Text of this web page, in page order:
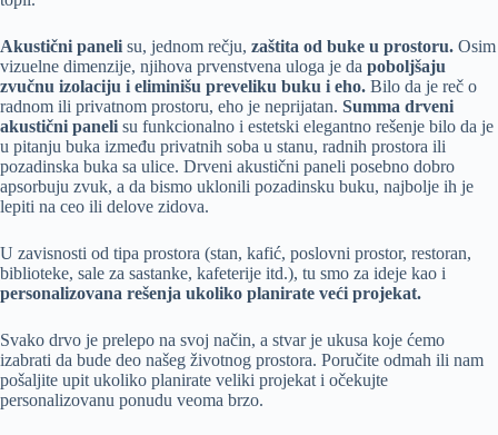
Akustični paneli su, jednom rečju, zaštita od buke u prostoru. Osim
vizuelne dimenzije, njihova prvenstvena uloga je da poboljšaju
zvučnu izolaciju i eliminišu preveliku buku i eho. Bilo da je reč o
radnom ili privatnom prostoru, eho je neprijatan. Summa drveni
akustični paneli su funkcionalno i estetski elegantno rešenje bilo da je
u pitanju buka između privatnih soba u stanu, radnih prostora ili
pozadinska buka sa ulice. Drveni akustični paneli posebno dobro
apsorbuju zvuk, a da bismo uklonili pozadinsku buku, najbolje ih je
lepiti na ceo ili delove zidova.
U zavisnosti od tipa prostora (stan, kafić, poslovni prostor, restoran,
biblioteke, sale za sastanke, kafeterije itd.), tu smo za ideje kao i
personalizovana rešenja ukoliko planirate veći projekat.
Svako drvo je prelepo na svoj način, a stvar je ukusa koje ćemo
izabrati da bude deo našeg životnog prostora. Poručite odmah ili nam
pošaljite upit ukoliko planirate veliki projekat i očekujte
personalizovanu ponudu veoma brzo.